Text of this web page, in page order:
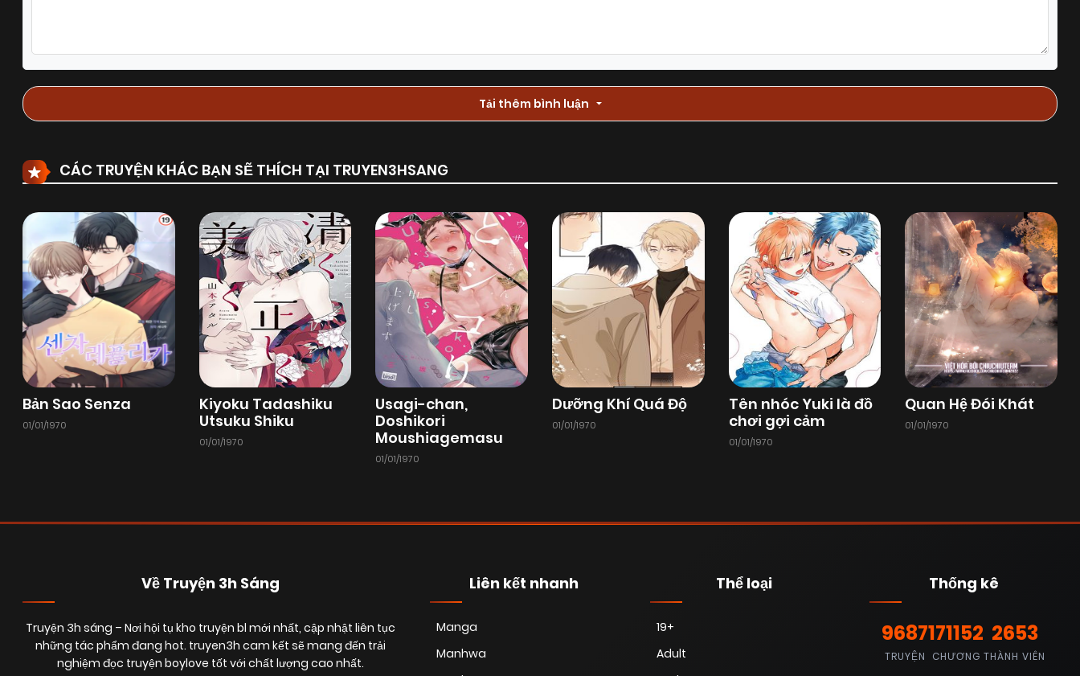
Tải thêm bình luận
CÁC TRUYỆN KHÁC BẠN SẼ THÍCH TẠI TRUYEN3HSANG
Bản Sao Senza
01/01/1970
Kiyoku Tadashiku
Utsuku Shiku
01/01/1970
Usagi-chan,
Doshikori
Moushiagemasu
01/01/1970
Dưỡng Khí Quá Độ
01/01/1970
Tên nhóc Yuki là đồ
chơi gợi cảm
01/01/1970
Quan Hệ Đói Khát
01/01/1970
Về Truyện 3h Sáng
Truyện 3h sáng – Nơi hội tụ kho truyện bl mới nhất, cập nhật liên tục
những tác phẩm đang hot. truyen3h cam kết sẽ mang đến trải
nghiệm đọc truyện boylove tốt với chất lượng cao nhất.
Liên kết nhanh
Manga
Manhwa
Thể loại
19+
Adult
Thống kê
9687
TRUYỆN
171152
CHƯƠNG
2653
THÀNH VIÊN